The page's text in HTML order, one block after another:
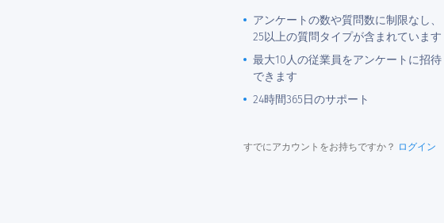
アンケートの数や質問数に制限なし、
25以上の質問タイプが含まれています
最大10人の従業員をアンケートに招待
できます
24時間365日のサポート
すでにアカウントをお持ちですか？ ログイン